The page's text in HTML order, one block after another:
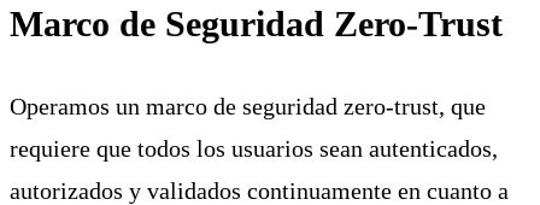
Marco de Seguridad Zero-Trust
Operamos un marco de seguridad zero-trust, que
requiere que todos los usuarios sean autenticados,
autorizados y validados continuamente en cuanto a